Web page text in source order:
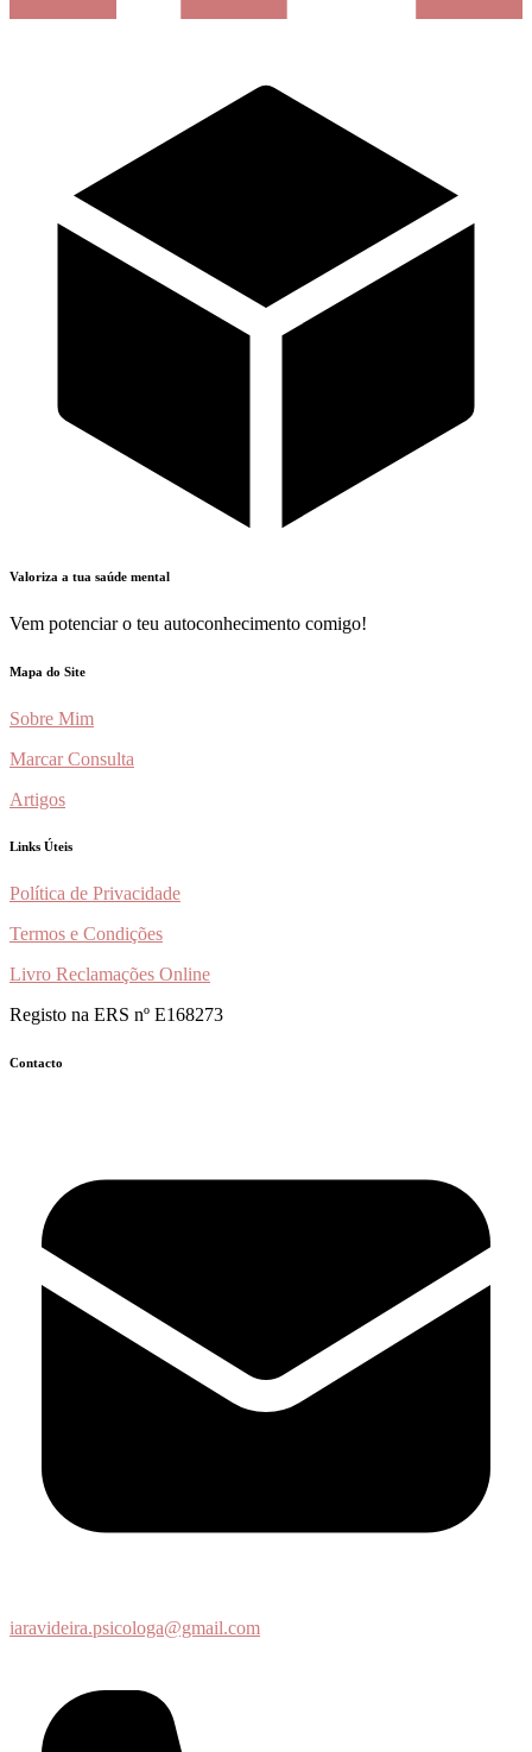
Valoriza a tua saúde mental
Vem potenciar o teu autoconhecimento comigo!
Mapa do Site
Sobre Mim
Marcar Consulta
Artigos
Links Úteis
Política de Privacidade
Termos e Condições
Livro Reclamações Online
Registo na ERS nº E168273
Contacto
iaravideira.psicologa@gmail.com